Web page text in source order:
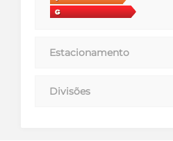
Estacionamento
Divisões